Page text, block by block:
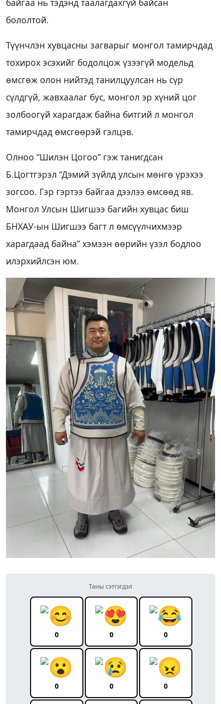
байгаа нь тэдэнд таалагдахгүй байсан
бололтой.
Түүнчлэн хувцасны загварыг монгол тамирчдад
тохирох эсэхийг бодолцож үзээгүй модельд
өмсгөж олон нийтэд танилцуулсан нь сүр
сүлдгүй, жавхаалаг бус, монгол эр хүний цог
золбоогүй харагдаж байна битгий л монгол
тамирчдад өмсгөөрэй гэлцэв.
Олноо “Шилэн Цогоо” гэж танигдсан
Б.Цогтгэрэл “Дэмий зүйлд улсын мөнгө үрэхээ
зогсоо. Гэр гэртээ байгаа дээлээ өмсөөд яв.
Монгол Улсын Шигшээ багийн хувцас биш
БНХАУ-ын Шигшээ багт л өмсүүлчихмээр
харагдаад байна” хэмээн өөрийн үзэл бодлоо
илэрхийлсэн юм.
Таны сэтгэгдэл
0 0 0
0 0 0